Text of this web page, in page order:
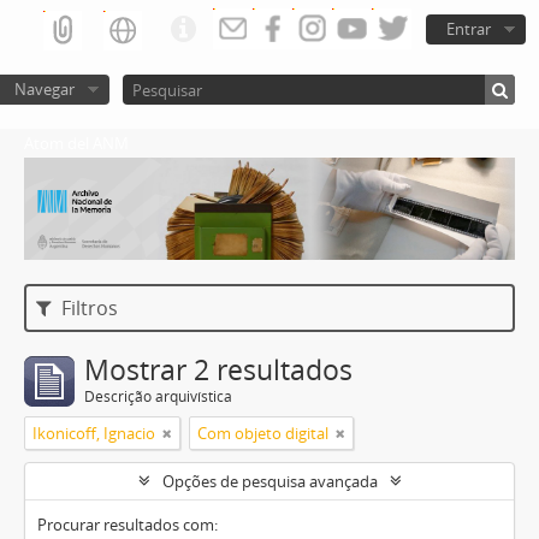
Entrar
Navegar
Filtros
Mostrar 2 resultados
Descrição arquivística
Ikonicoff, Ignacio Com objeto digital
Opções de pesquisa avançada
Procurar resultados com: